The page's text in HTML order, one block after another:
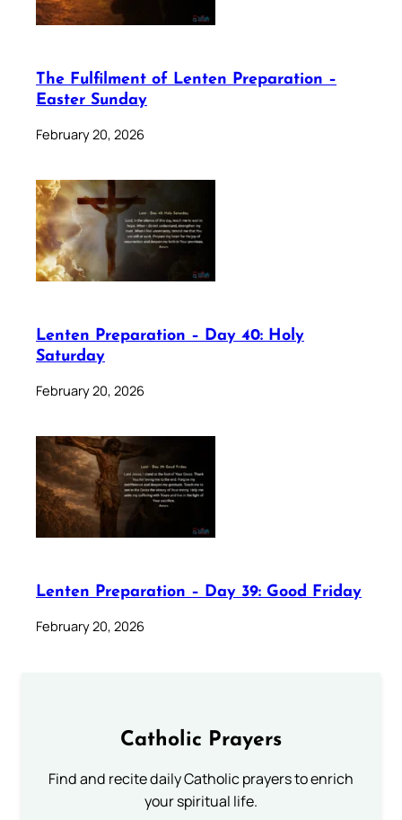
The Fulfilment of Lenten Preparation –
Easter Sunday
February 20, 2026
Lenten Preparation – Day 40: Holy
Saturday
February 20, 2026
Lenten Preparation – Day 39: Good Friday
February 20, 2026
Catholic Prayers
Find and recite daily Catholic prayers to enrich
your spiritual life.